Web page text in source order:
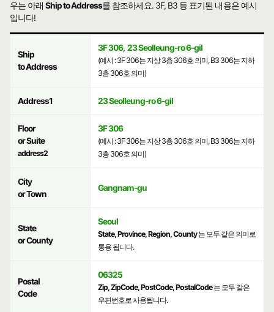
우는 아래Ship to Address를 참조하세요. 3F, B3 등 표기된 내용은 예시
입니다!
Ship
to Address
3F 306, 23 Seolleung-ro 6-gil
(예시 : 3F 306는 지상 3층 306호 의미, B3 306는 지하
3층 306호 의미)
Address1 23 Seolleung-ro 6-gil
Floor
or Suite
address2
3F 306
(예시 : 3F 306는 지상 3층 306호 의미, B3 306는 지하
3층 306호 의미)
City
or Town
Gangnam-gu
State
or County
Seoul
State, Province, Region, County는 모두 같은 의미로
통용 됩니다.
Postal
Code
06325
Zip, ZipCode, PostCode, PostalCode는 모두 같은
우편번호로 사용됩니다.